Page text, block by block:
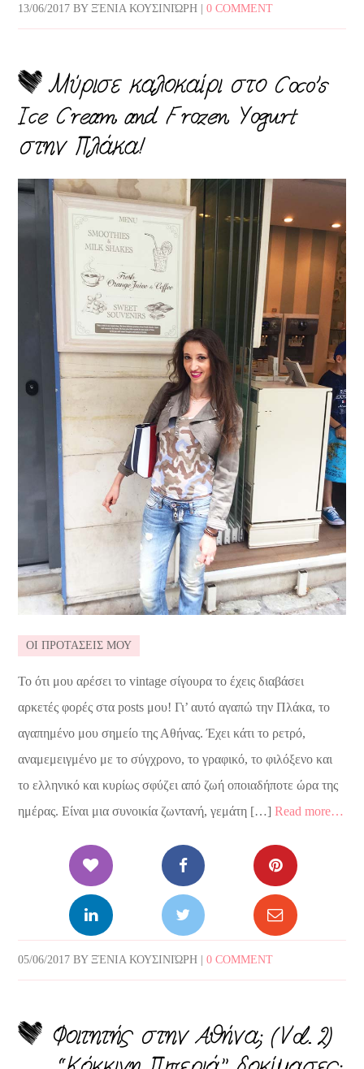
13/06/2017 BYΞΈΝΙΑ ΚΟΥΣΙΝΙΏΡΗ |0 COMMENT
Μύρισε καλοκαίρι στο Coco’s
Ice Cream and Frozen Yogurt
στην Πλάκα!
ΟΙ ΠΡΟΤΑΣΕΙΣ ΜΟΥ
Το ότι μου αρέσει το vintage σίγουρα το έχεις διαβάσει
αρκετές φορές στα posts μου! Γι’ αυτό αγαπώ την Πλάκα, το
αγαπημένο μου σημείο της Αθήνας. Έχει κάτι το ρετρό,
αναμεμειγμένο με το σύγχρονο, το γραφικό, το φιλόξενο και
το ελληνικό και κυρίως σφύζει από ζωή οποιαδήποτε ώρα της
ημέρας. Είναι μια συνοικία ζωντανή, γεμάτη […]Read more…
05/06/2017 BYΞΈΝΙΑ ΚΟΥΣΙΝΙΏΡΗ |0 COMMENT
Φοιτητής στην Αθήνα; (Vol. 2)